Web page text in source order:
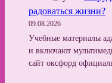
радоваться жизни?
09.08.2026
Учебные материалы
и включают
сайт оксфорд